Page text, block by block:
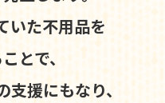
いた不用品を
とで、
援にもなり、